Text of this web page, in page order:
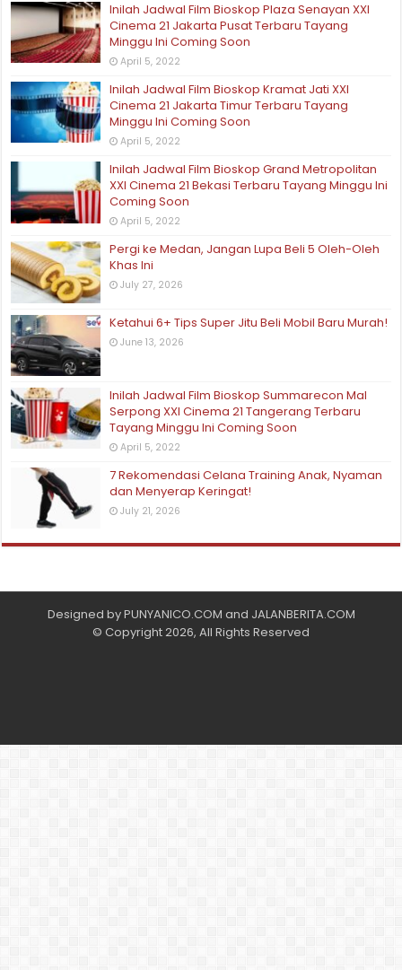
Inilah Jadwal Film Bioskop Plaza Senayan XXI
Cinema 21 Jakarta Pusat Terbaru Tayang
Minggu Ini Coming Soon
April 5, 2022
Inilah Jadwal Film Bioskop Kramat Jati XXI
Cinema 21 Jakarta Timur Terbaru Tayang
Minggu Ini Coming Soon
April 5, 2022
Inilah Jadwal Film Bioskop Grand Metropolitan
XXI Cinema 21 Bekasi Terbaru Tayang Minggu Ini
Coming Soon
April 5, 2022
Pergi ke Medan, Jangan Lupa Beli 5 Oleh-Oleh
Khas Ini
July 27, 2026
Ketahui 6+ Tips Super Jitu Beli Mobil Baru Murah!
June 13, 2026
Inilah Jadwal Film Bioskop Summarecon Mal
Serpong XXI Cinema 21 Tangerang Terbaru
Tayang Minggu Ini Coming Soon
April 5, 2022
7 Rekomendasi Celana Training Anak, Nyaman
dan Menyerap Keringat!
July 21, 2026
Designed byPUNYANICO.COM and JALANBERITA.COM
© Copyright 2026, All Rights Reserved